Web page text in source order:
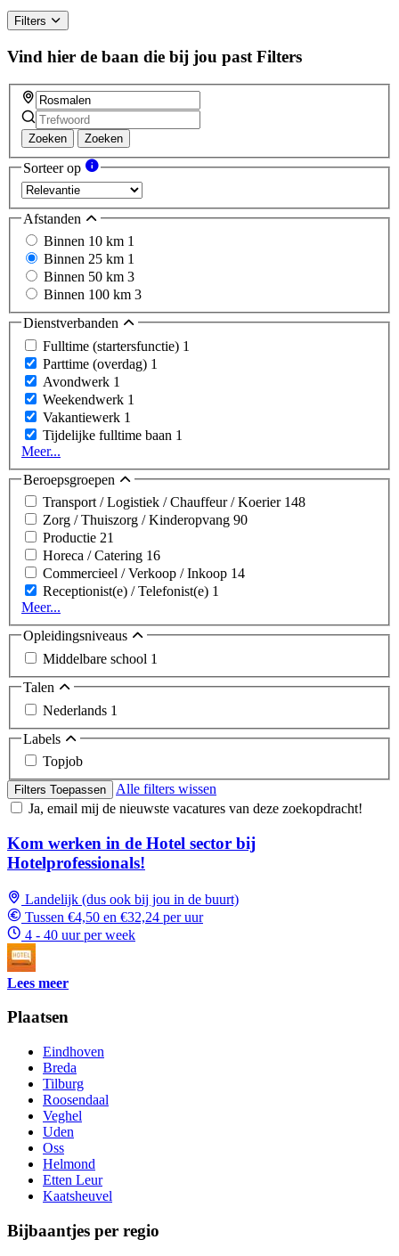
Filters
Vind hier de baan die bij jou past Filters
Zoeken Zoeken
Sorteer op
Afstanden
Binnen 10 km 1
Binnen 25 km 1
Binnen 50 km 3
Binnen 100 km 3
Dienstverbanden
Fulltime (startersfunctie) 1
Parttime (overdag) 1
Avondwerk 1
Weekendwerk 1
Vakantiewerk 1
Tijdelijke fulltime baan 1
Meer...
Beroepsgroepen
Transport / Logistiek / Chauffeur / Koerier 148
Zorg / Thuiszorg / Kinderopvang 90
Productie 21
Horeca / Catering 16
Commercieel / Verkoop / Inkoop 14
Receptionist(e) / Telefonist(e) 1
Meer...
Opleidingsniveaus
Middelbare school 1
Talen
Nederlands 1
Labels
Topjob
Filters Toepassen
Alle filters wissen
Ja, email mij de nieuwste vacatures van deze zoekopdracht!
Kom werken in de Hotel sector bij
Hotelprofessionals!
Landelijk (dus ook bij jou in de buurt)
Tussen €4,50 en €32,24 per uur
4 - 40 uur per week
Lees meer
Plaatsen
Eindhoven
Breda
Tilburg
Roosendaal
Veghel
Uden
Oss
Helmond
Etten Leur
Kaatsheuvel
Bijbaantjes per regio